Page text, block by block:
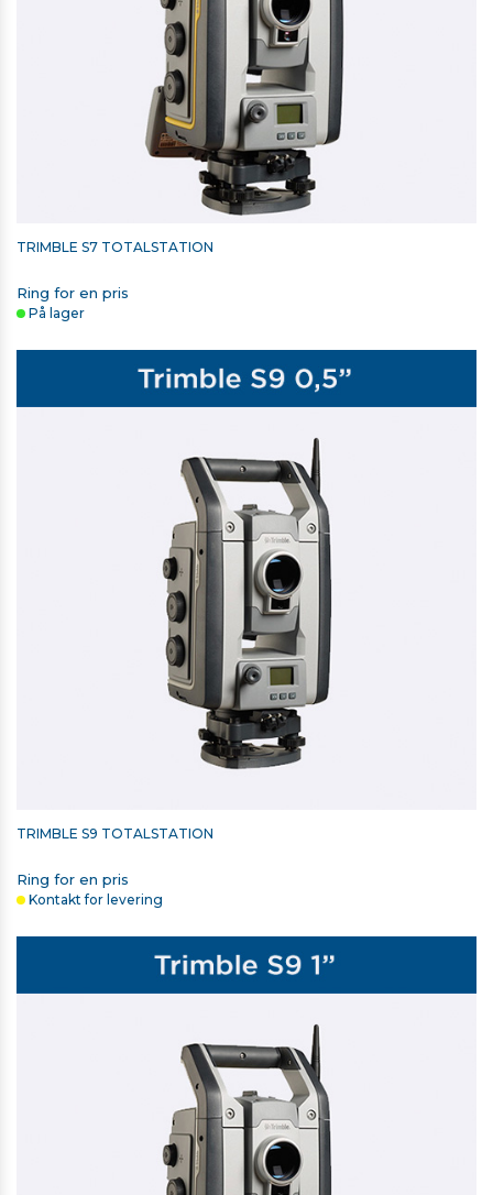
TRIMBLE S7 TOTALSTATION
Ring for en pris
På lager
TRIMBLE S9 TOTALSTATION
Ring for en pris
Kontakt for levering